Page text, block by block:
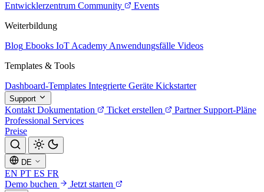
Entwicklerzentrum Community
Events
Weiterbildung
Blog Ebooks IoT Academy Anwendungsfälle Videos
Templates & Tools
Dashboard-Templates Integrierte Geräte Kickstarter
Support
Kontakt Dokumentation Ticket erstellen Partner Support-Pläne
Professional Services
Preise
DE
EN PT ES FR
Demo buchen
Jetzt starten